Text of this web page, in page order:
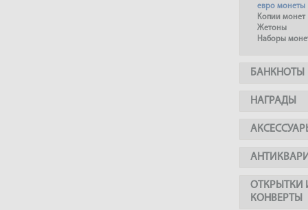
евро монеты
Копии монет
Жетоны
Наборы
БАНКНОТЫ
НАГРАДЫ
ОТКРЫТКИ
КОНВЕРТЫ